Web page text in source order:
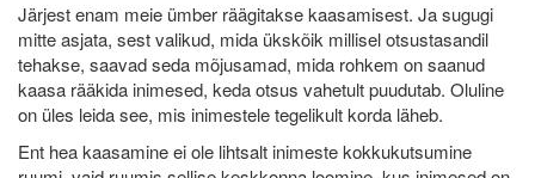
Järjest enam meie ümber räägitakse kaasamisest. Ja sugugi
mitte asjata, sest valikud, mida ükskõik millisel otsustasandil
tehakse, saavad seda mõjusamad, mida rohkem on saanud
kaasa rääkida inimesed, keda otsus vahetult puudutab. Oluline
on üles leida see, mis inimestele tegelikult korda läheb.
Ent hea kaasamine ei ole lihtsalt inimeste kokkukutsumine